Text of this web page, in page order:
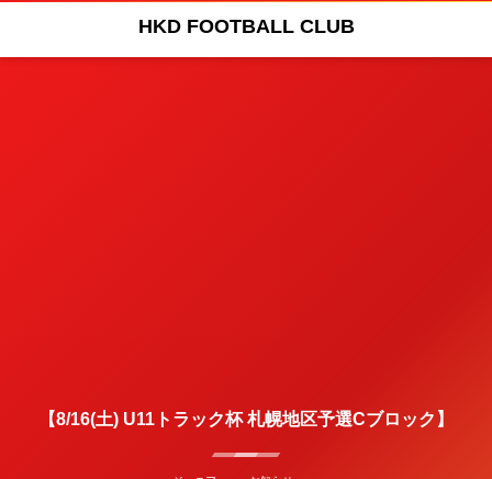
HKD FOOTBALL CLUB
【8/16(土) U11トラック杯 札幌地区予選Cブロック】